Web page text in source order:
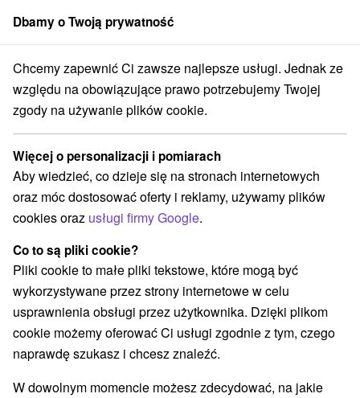
członek grupySorger
Specjalne oferty na Słowacji Dolný Zemplín
Specjalne oferty na Słowacji Dolný
Zemplín
Kategorie
Wszystkie kategorie
Pobyty z rabatem
Wellness pobyty(2) Wyjazdy weekendowe
Romantyczne wypady(1) Wakacje rodzinne(2)
Wybierz lokalizację lub datę
Najlepiej sprzedające
Dbamy o Twoją prywatność
Chcemy zapewnić Ci zawsze najlepsze usługi. Jednak ze
względu na obowiązujące prawo potrzebujemy Twojej
zgody na używanie plików cookie.
Więcej o personalizacji i pomiarach
Aby wiedzieć, co dzieje się na stronach internetowych
oraz móc dostosować oferty i reklamy, używamy plików
cookies oraz usługi firmy Google.
Co to są pliki cookie?
Pliki cookie to małe pliki tekstowe, które mogą być
wykorzystywane przez strony internetowe w celu
usprawnienia obsługi przez użytkownika. Dzięki plikom
cookie możemy oferować Ci usługi zgodnie z tym, czego
naprawdę szukasz i chcesz znaleźć.
W dowolnym momencie możesz zdecydować, na jakie